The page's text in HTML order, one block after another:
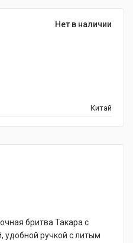
Нет в наличии
Китай
бритва Такара с
удобной ручкой с литым